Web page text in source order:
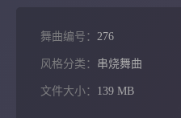
舞曲编号： 276
风格分类： 串烧舞曲
文件大小： 139 MB